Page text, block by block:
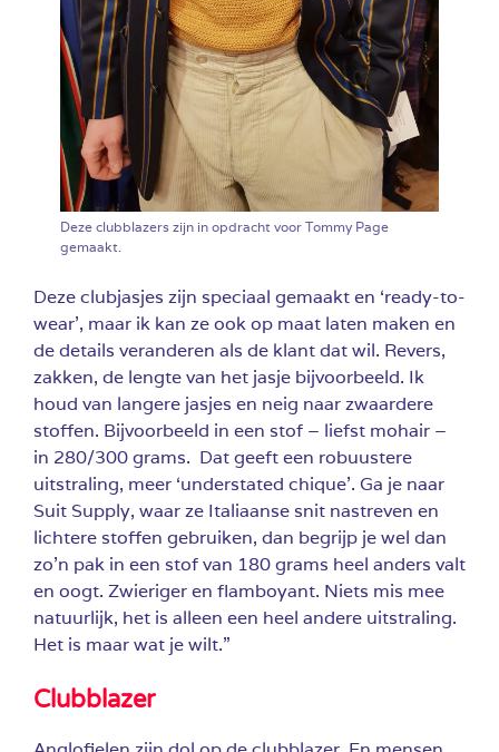
Deze clubblazers zijn in opdracht voor Tommy Page
gemaakt.
Deze clubjasjes zijn speciaal gemaakt en ‘ready-to-
wear’, maar ik kan ze ook op maat laten maken en
de details veranderen als de klant dat wil. Revers,
zakken, de lengte van het jasje bijvoorbeeld. Ik
houd van langere jasjes en neig naar zwaardere
stoffen. Bijvoorbeeld in een stof – liefst mohair –
in 280/300 grams. Dat geeft een robuustere
uitstraling, meer ‘understated chique’. Ga je naar
Suit Supply, waar ze Italiaanse snit nastreven en
lichtere stoffen gebruiken, dan begrijp je wel dan
zo’n pak in een stof van 180 grams heel anders valt
en oogt. Zwieriger en flamboyant. Niets mis mee
natuurlijk, het is alleen een heel andere uitstraling.
Het is maar wat je wilt.”
Clubblazer